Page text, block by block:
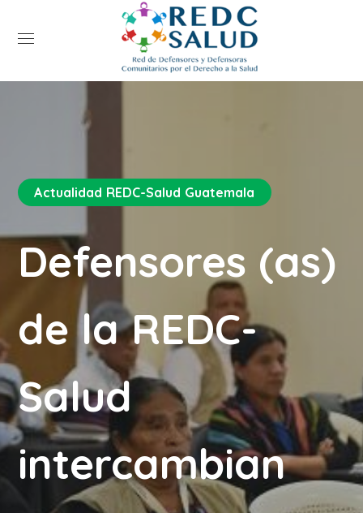
Actualidad REDC-Salud Guatemala
Defensores (as)
de la REDC-
Salud
intercambian